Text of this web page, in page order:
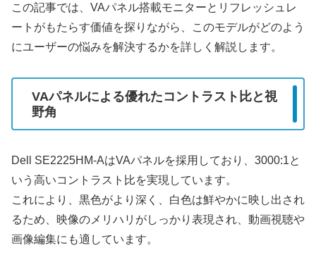
この記事では、VAパネル搭載モニターとリフレッシュレ
ートがもたらす価値を探りながら、このモデルがどのよう
にユーザーの悩みを解決するかを詳しく解説します。
VAパネルによる優れたコントラスト比と視
野角
Dell SE2225HM-AはVAパネルを採用しており、3000:1と
いう高いコントラスト比を実現しています。
これにより、黒色がより深く、白色は鮮やかに映し出され
るため、映像のメリハリがしっかり表現され、動画視聴や
画像編集にも適しています。